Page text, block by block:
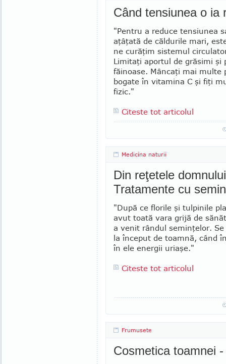
Când tensiunea o ia
"Pentru a reduce tensiunea
aţâţată de căldurile mari,
ne curăţim sis­te­mul
Limitaţi aportul de gră­simi şi
făinoase. Mâncaţi mai multe
bogate în vitamina C şi fiţi
fizic."
Citeste tot articolul
Medicina naturii
Din reţetele
Tratamente cu
"După ce florile şi tulpinile
avut toată vara grijă de
a venit rândul seminţelor.
la început de toamnă, când
în ele energii uriaşe."
Citeste tot articolul
Frumusete
Cosmetica toamnei